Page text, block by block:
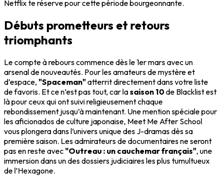
Netflix te réserve pour cette période bourgeonnante.
Débuts prometteurs et retours
triomphants
Le compte à rebours commence dès le 1er mars avec un
arsenal de nouveautés. Pour les amateurs de mystère et
d’espace, "Spaceman"atterrit directement dans votre liste
de favoris. Et ce n’est pas tout, car lasaison 10de Blacklist est
là pour ceux qui ont suivi religieusement chaque
rebondissement jusqu’à maintenant. Une mention spéciale pour
les aficionados de culture japonaise, Meet Me After School
vous plongera dans l’univers unique des J-dramas dès sa
première saison. Les admirateurs de documentaires ne seront
pas en reste avec"Outreau : un cauchemar français", une
immersion dans un des dossiers judiciaires les plus tumultueux
de l’Hexagone.